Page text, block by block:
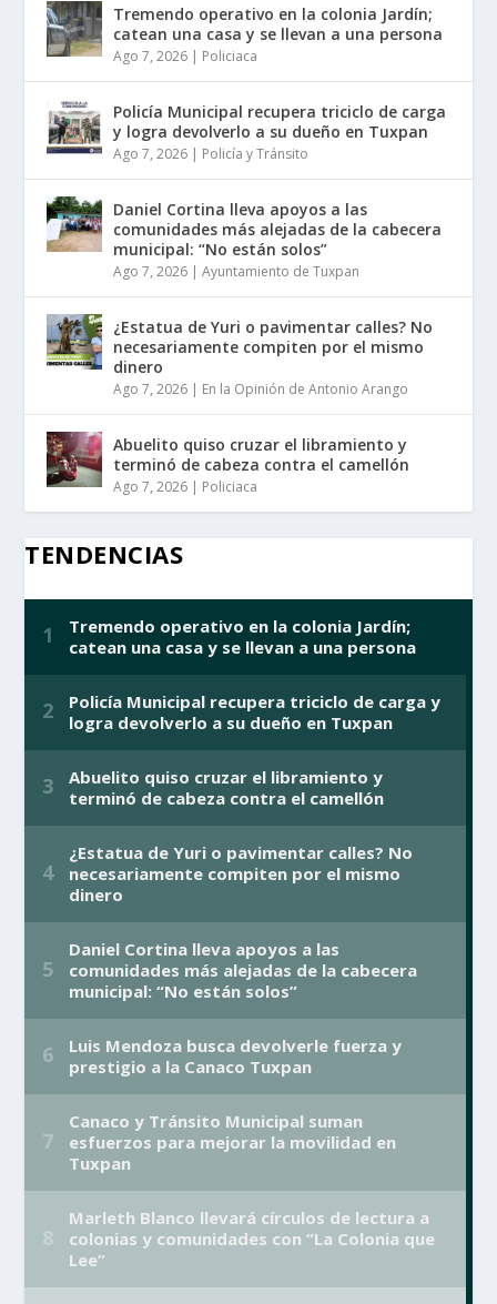
Tremendo operativo en la colonia Jardín;
catean una casa y se llevan a una persona
Ago 7, 2026 | Policiaca
Policía Municipal recupera triciclo de carga
y logra devolverlo a su dueño en Tuxpan
Ago 7, 2026 | Policía y Tránsito
Daniel Cortina lleva apoyos a las
comunidades más alejadas de la cabecera
municipal: “No están solos”
Ago 7, 2026 |Ayuntamiento de Tuxpan
¿Estatua de Yuri o pavimentar calles? No
necesariamente compiten por el mismo
dinero
Ago 7, 2026 | En la Opinión de Antonio Arango
Abuelito quiso cruzar el libramiento y
terminó de cabeza contra el camellón
Ago 7, 2026 | Policiaca
TENDENCIAS